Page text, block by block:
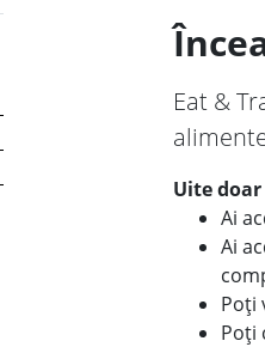
Eat &
Uite
Ai
Ai
Poți
Poți